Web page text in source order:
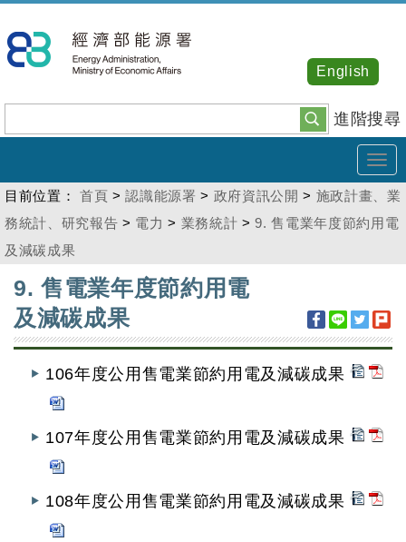
到
主
內
容
進階搜尋
English
目前位置： 首頁 >認識能源署 > 政府資訊公開 > 施政計畫、業
務統計、研究報告 > 電力 > 業務統計 >9. 售電業年度節約用電
及減碳成果
9. 售電業年度節約用電
及減碳成果
106年度公用售電業節約用電及減碳成果
107年度公用售電業節約用電及減碳成果
108年度公用售電業節約用電及減碳成果